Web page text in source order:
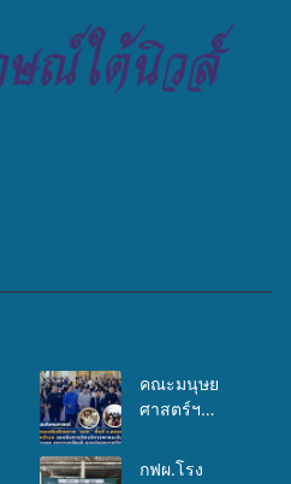
คณะมนุษย
ศาสตร์ฯ
จัดอบรมเสริม
กฟผ.โรง